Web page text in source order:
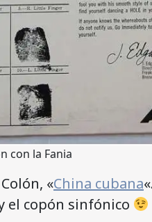
con la Fania
«China cubana
el copón sinfónico